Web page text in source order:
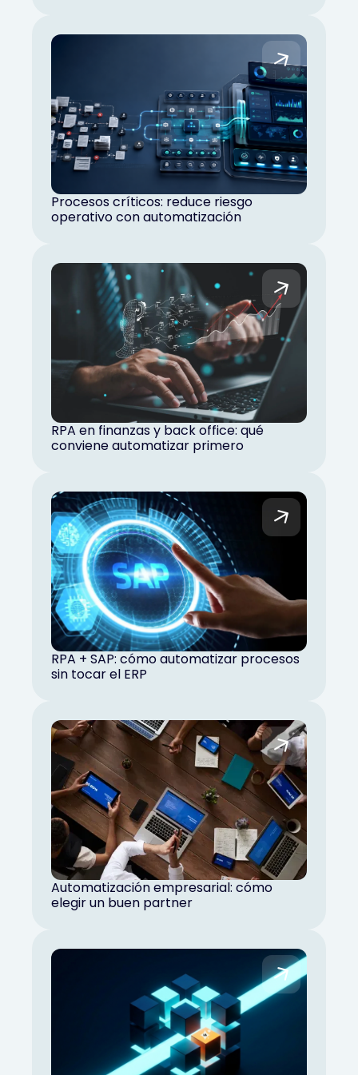
Procesos críticos: reduce riesgo
operativo con automatización
RPA en finanzas y back office: qué
conviene automatizar primero
RPA + SAP: cómo automatizar procesos
sin tocar el ERP
Automatización empresarial: cómo
elegir un buen partner